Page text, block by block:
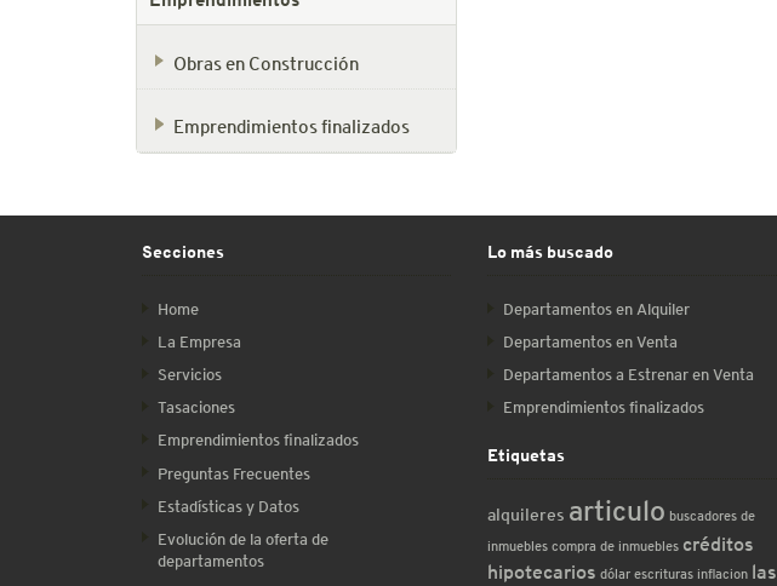
Obras en Construcción
Emprendimientos finalizados
Secciones
Home
La Empresa
Servicios
Tasaciones
Emprendimientos finalizados
Preguntas Frecuentes
Estadísticas y Datos
Evolución de la oferta de
departamentos
Lo más buscado
Departamentos en Alquiler
Departamentos en Venta
Departamentos a Estrenar en Venta
Emprendimientos finalizados
Etiquetas
alquileres articulo buscadores de
inmuebles compra de inmuebles créditos
hipotecarios dólar escrituras inflacion las